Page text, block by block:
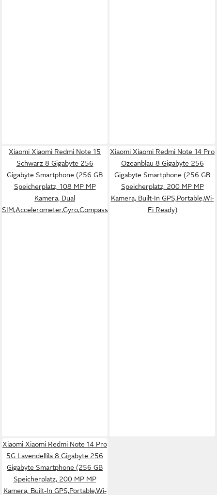
Xiaomi Xiaomi Redmi Note 15
Schwarz 8 Gigabyte 256
Gigabyte Smartphone (256 GB
Speicherplatz, 108 MP MP
Kamera, Dual
SIM,Accelerometer,Gyro,Compass)
Xiaomi Xiaomi Redmi Note 14 Pro
Ozeanblau 8 Gigabyte 256
Gigabyte Smartphone (256 GB
Speicherplatz, 200 MP MP
Kamera, Built-In GPS,Portable,Wi-
Fi Ready)
Xiaomi Xiaomi Redmi Note 14 Pro
5G Lavendellila 8 Gigabyte 256
Gigabyte Smartphone (256 GB
Speicherplatz, 200 MP MP
Kamera, Built-In GPS,Portable,Wi-